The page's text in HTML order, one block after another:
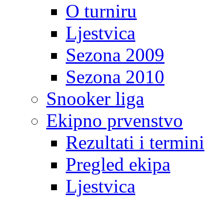
O turniru
Ljestvica
Sezona 2009
Sezona 2010
Snooker liga
Ekipno prvenstvo
Rezultati i termini
Pregled ekipa
Ljestvica